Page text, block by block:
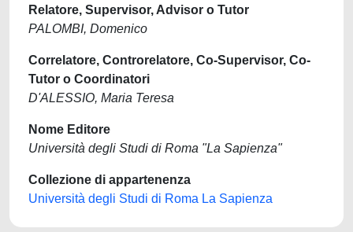
Relatore, Supervisor, Advisor o Tutor
PALOMBI, Domenico
Correlatore, Controrelatore, Co-Supervisor, Co-
Tutor o Coordinatori
D'ALESSIO, Maria Teresa
Nome Editore
Università degli Studi di Roma "La Sapienza"
Collezione di appartenenza
Università degli Studi di Roma La Sapienza